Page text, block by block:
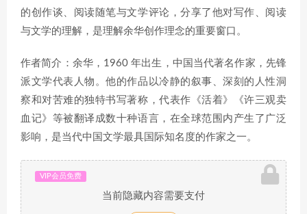
的创作谈、阅读随笔与文学评论，分享了他对写作、阅读
与文学的理解，是理解余华创作理念的重要窗口。
作者简介：余华，1960 年出生，中国当代著名作家，先锋
派文学代表人物。他的作品以冷静的叙事、深刻的人性洞
察和对苦难的独特书写著称，代表作《活着》《许三观卖
血记》等被翻译成数十种语言，在全球范围内产生了广泛
影响，是当代中国文学最具国际知名度的作家之一。
VIP会员免费
当前隐藏内容需要支付